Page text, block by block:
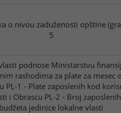
o nivou zaduženosti opštine
5
podnose Ministarstvu
rashodima za plate za mesec
PL-1 - Plate zaposlenih kod
i Obrascu PL-2 - Broj
budžeta jedinice lokalne vlasti